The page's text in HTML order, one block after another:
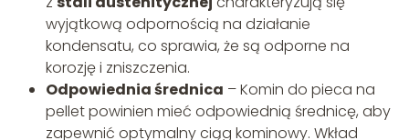
wyjątkową odpornością na działanie
kondensatu, co sprawia, że są odporne na
korozję i zniszczenia.
Odpowiednia średnica – Komin do pieca na
pellet powinien mieć odpowiednią średnicę, aby
zapewnić optymalny ciąg kominowy. Wkład